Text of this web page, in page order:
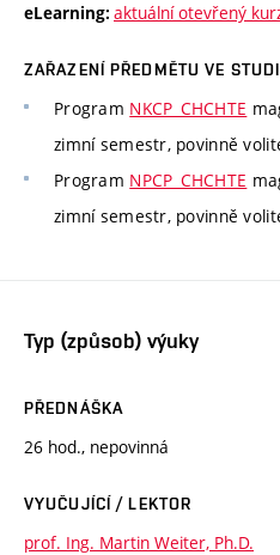
eLearning: aktuální otevřený
ZAŘAZENÍ PŘEDMĚTU VE
Program NKCP_CHCHTE
zimní semestr, povinně
Program NPCP_CHCHTE
zimní semestr, povinně
Typ (způsob) výuky
PŘEDNÁŠKA
26 hod., nepovinná
VYUČUJÍCÍ / LEKTOR
prof. Ing. Martin Weiter, Ph.D.